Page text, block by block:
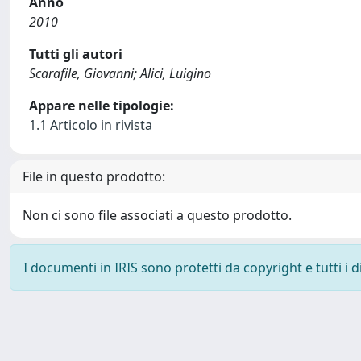
2010
Tutti gli autori
Scarafile, Giovanni; Alici, Luigino
Appare nelle tipologie:
1.1 Articolo in rivista
File in questo prodotto:
Non ci sono file associati a questo prodotto.
I documenti in IRIS sono protetti da copyright e tutti i